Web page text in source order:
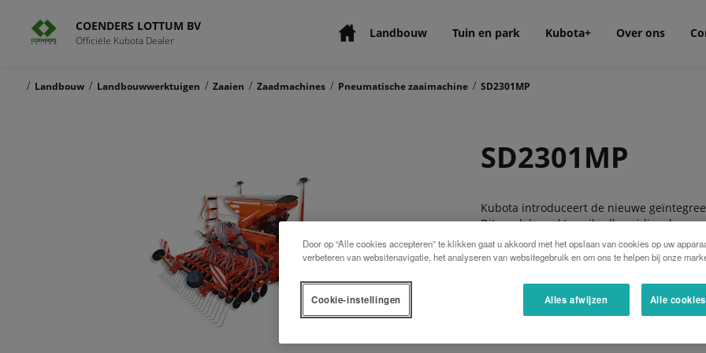
COENDERS LOTTUM BV
Officiële Kubota Dealer Landbouw Tuin en park Kubota+ Over ons
/ Landbouw / Landbouwwerktuigen / Zaaien / Zaadmachines / Pneumatische zaaimachine / SD2301MP
SD2301MP
Kubota introduceert de nieuwe
Dit model maakt zaaibedbereiding, her-
De SD2001MP serie wordt aangeboden
Gebruiksvriendelijke – innovatieve en
Door op “Alle cookies accepteren” te klikken gaat u akkoord met het opslaan van cookies op uw
verbeteren van websitenavigatie, het analyseren van websitegebruik en om ons te helpen bij onze
Alles afwijzen Alle
Cookie-instellingen